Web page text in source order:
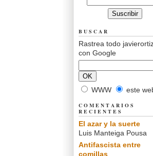
BUSCAR
Rastrea todo
con Google
WWW este
COMENTARIOS
RECIENTES
El azar y la suerte
Luis Manteiga Pousa
Antifascista entre
comillas